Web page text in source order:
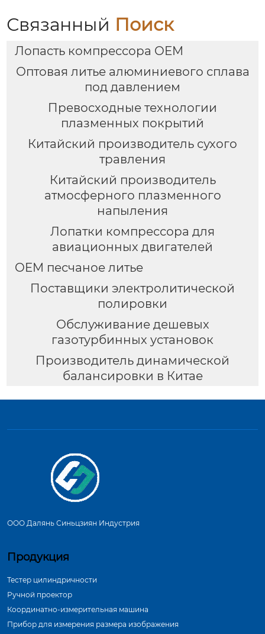
Связанный Поиск
Лопасть компрессора OEM
Оптовая литье алюминиевого сплава
под давлением
Превосходные технологии
плазменных покрытий
Китайский производитель сухого
травления
Китайский производитель
атмосферного плазменного
напыления
Лопатки компрессора для
авиационных двигателей
OEM песчаное литье
Поставщики электролитической
полировки
Обслуживание дешевых
газотурбинных установок
Производитель динамической
балансировки в Китае
ООО Далянь Синьцзиян Индустрия
Продукция
Тестер цилиндричности
Ручной проектор
Координатно-измерительная машина
Прибор для измерения размера изображения